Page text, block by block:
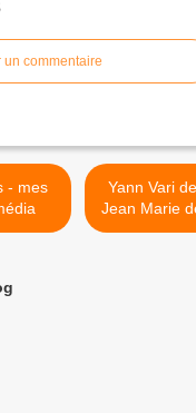
un commentaire
Yann Vari
Jean Marie